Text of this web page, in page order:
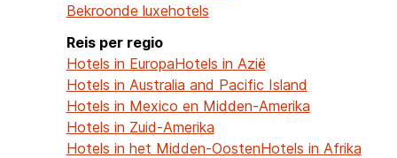
Bekroonde luxehotels
Reis per regio
Hotels in EuropaHotels in Azië
Hotels in Australia and Pacific Island
Hotels in Mexico en Midden-Amerika
Hotels in Zuid-Amerika
Hotels in het Midden-OostenHotels in Afrika